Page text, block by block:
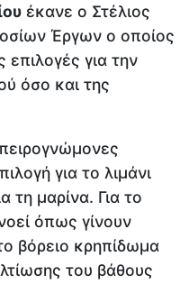
έκανε ο Στέλιος
Έργων ο οποίος
επιλογές για την
όσο και της
για το λιμάνι
τη μαρίνα. Για το
όπως γίνουν
βόρειο κρηπίδωμα
του βάθους